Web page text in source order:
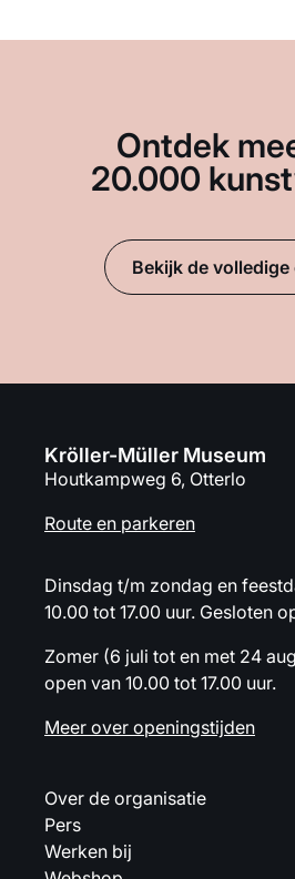
Ontdek
20.000
Bekijk de
Kröller-Müller Museum
Houtkampweg 6, Otterlo
Route en parkeren
Dinsdag t/m zondag en
10.00 tot 17.00 uur. Gesloten
Zomer (6 juli tot en met 24
open van 10.00 tot 17.00 uur.
Meer over openingstijden
Over de organisatie
Pers
Werken bij